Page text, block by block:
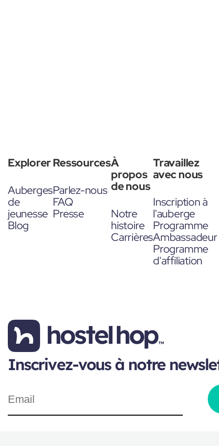
Explorer
Auberges
de
jeunesse
Blog
Ressources
Parlez-nous
FAQ
Presse
À
propos
de nous
Notre
histoire
Carrières
Travaillez
avec nous
Inscription à
l'auberge
Programme
Ambassadeur
Programme
d'affiliation
Inscrivez-vous à notre